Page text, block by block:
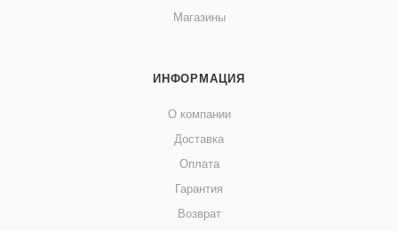
Магазины
ИНФОРМАЦИЯ
О компании
Доставка
Оплата
Гарантия
Возврат